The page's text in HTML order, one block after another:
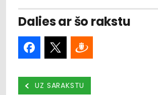
Dalies ar šo rakstu
UZ SARAKSTU